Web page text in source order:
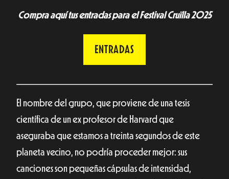
Compra aquí tus entradas para el Festival Cruïlla 2025
ENTRADAS
El nombre del grupo, que proviene de una tesis
científica de un ex profesor de Harvard que
aseguraba que estamos a treinta segundos de este
planeta vecino, no podría proceder mejor: sus
canciones son pequeñas cápsulas de intensidad,